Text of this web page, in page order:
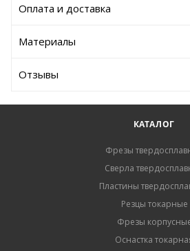
Оплата и доставка
Материалы
Отзывы
КАТАЛОГ
Фрезы
Сверла
Пластины
Резцы токарные
Фрезы
Оснастка